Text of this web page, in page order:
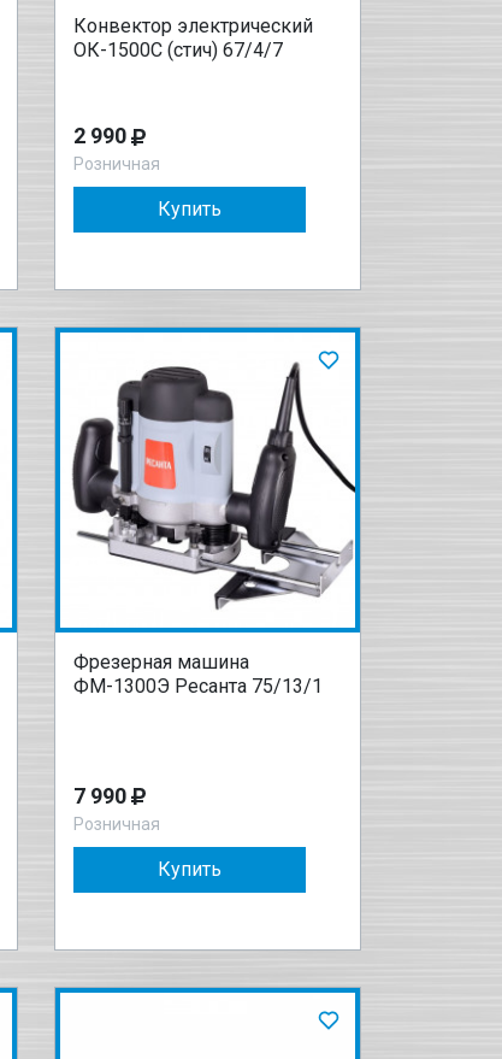
Конвектор электрический
ОК-1500С (стич) 67/4/7
2 990
Розничная
Купить
Фрезерная машина
ФМ-1300Э Ресанта 75/13/1
7 990
Розничная
Купить